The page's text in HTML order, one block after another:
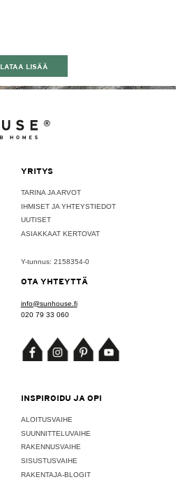
LATAA LISÄÄ
YRITYS
TARINA JA ARVOT
IHMISET JA YHTEYSTIEDOT
UUTISET
ASIAKKAAT KERTOVAT
Y-tunnus: 2158354-0
OTA YHTEYTTÄ
info@sunhouse.fi
020 79 33 060
INSPIROIDU JA OPI
ALOITUSVAIHE
SUUNNITTELUVAIHE
RAKENNUSVAIHE
SISUSTUSVAIHE
RAKENTAJA-BLOGIT